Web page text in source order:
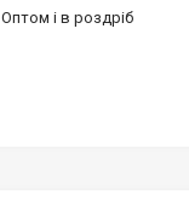
Оптом і в роздріб